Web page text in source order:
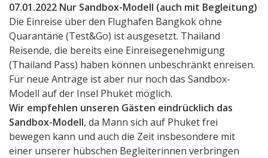
07.01.2022 Nur Sandbox-Modell (auch mit Begleitung)
Die Einreise über den Flughafen Bangkok ohne
Quarantäne (Test&Go) ist ausgesetzt. Thailand
Reisende, die bereits eine Einreisegenehmigung
(Thailand Pass) haben können unbeschränkt enreisen.
Für neue Anträge ist aber nur noch das Sandbox-
Modell auf der Insel Phuket möglich.
Wir empfehlen unseren Gästen eindrücklich das
Sandbox-Modell, da Mann sich auf Phuket frei
bewegen kann und auch die Zeit insbesondere mit
einer unserer hübschen Begleiterinnen verbringen